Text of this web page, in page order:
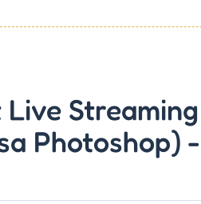
Streaming
Photoshop) -